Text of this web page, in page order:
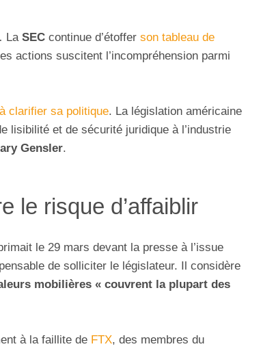
La SEC continue d’étoffer son tableau de
actions suscitent l’incompréhension parmi
à clarifier sa politique. La législation américaine
lisibilité et de sécurité juridique à l’industrie
Gensler.
le risque d’affaiblir
le 29 mars devant la presse à l’issue
de solliciter le législateur. Il considère
mobilières « couvrent la plupart des
à la faillite de FTX, des membres du